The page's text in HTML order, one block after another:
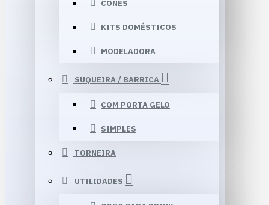
CONES
KITS DOMÉSTICOS
MODELADORA
SUQUEIRA / BARRICA
COM PORTA GELO
SIMPLES
TORNEIRA
UTILIDADES